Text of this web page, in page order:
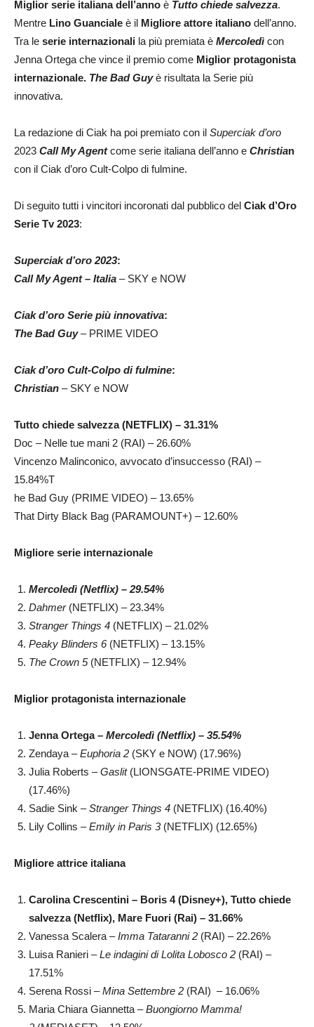
Miglior serie italiana dell’anno è Tutto chiede salvezza.
Mentre Lino Guanciale è il Migliore attore italiano dell’anno.
Tra le serie internazionali la più premiata è Mercoledì con
Jenna Ortega che vince il premio come Miglior protagonista
internazionale. The Bad Guyè risultata la Serie più
innovativa.
La redazione di Ciak ha poi premiato con il Superciak d’oro
2023 Call My Agentcome serie italiana dell’anno e Christian
con il Ciak d’oro Cult-Colpo di fulmine.
Di seguito tutti i vincitori incoronati dal pubblico del Ciak d’Oro
Serie Tv 2023:
Superciak d’oro 2023:
Call My Agent – Italia – SKY e NOW
Ciak d’oro Serie più innovativa:
The Bad Guy– PRIME VIDEO
Ciak d’oro Cult-Colpo di fulmine:
Christian – SKY e NOW
Tutto chiede salvezza (NETFLIX) – 31.31%
Doc – Nelle tue mani 2 (RAI) – 26.60%
Vincenzo Malinconico, avvocato d’insuccesso (RAI) –
15.84%T
he Bad Guy (PRIME VIDEO) – 13.65%
That Dirty Black Bag (PARAMOUNT+) – 12.60%
Migliore serie internazionale
Mercoledì (Netflix) – 29.54%
Dahmer (NETFLIX) – 23.34%
Stranger Things 4 (NETFLIX) – 21.02%
Peaky Blinders 6 (NETFLIX) – 13.15%
The Crown 5 (NETFLIX) – 12.94%
Miglior protagonista internazionale
Jenna Ortega – Mercoledì (Netflix) – 35.54%
Zendaya –Euphoria 2 (SKY e NOW) (17.96%)
Julia Roberts –Gaslit (LIONSGATE-PRIME VIDEO)
(17.46%)
Sadie Sink –Stranger Things 4 (NETFLIX) (16.40%)
Lily Collins –Emily in Paris 3(NETFLIX) (12.65%)
Migliore attrice italiana
Carolina Crescentini – Boris 4 (Disney+), Tutto chiede
salvezza (Netflix), Mare Fuori (Rai) – 31.66%
Vanessa Scalera –Imma Tataranni 2 (RAI) – 22.26%
Luisa Ranieri –Le indagini di Lolita Lobosco 2 (RAI) –
17.51%
Serena Rossi –Mina Settembre 2 (RAI) – 16.06%
Maria Chiara Giannetta –Buongiorno Mamma!